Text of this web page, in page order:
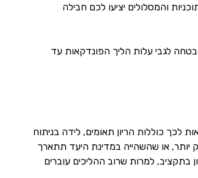
והמסלולים יציעו לכם חבילה
לגבי עלות הליך הפונדקאות עד
לכך כוללות הריון תאומים, לידה בניתוח
יותר, או שהשהייה במדינת היעד תתארך
בתקציב, למרות שרוב ההליכים עוברים